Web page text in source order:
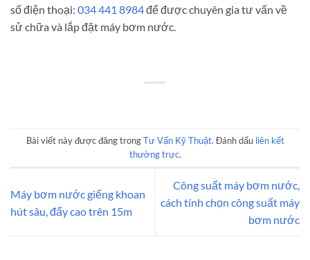
số điện thoại: 034 441 8984để được chuyên gia tư vấn về
sử chữa và lắp đặt máy bơm nước.
Bài viết này được đăng trongTư Vấn Kỹ Thuật. Đánh dấu liên kết
thường trực.
Máy bơm nước giếng khoan
hút sâu, đẩy cao trên 15m
Công suất máy bơm nước,
cách tính chọn công suất máy
bơm nước